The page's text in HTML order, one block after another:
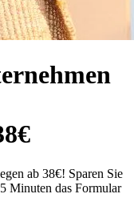
ab 38€! Sparen Sie
Minuten das Formular